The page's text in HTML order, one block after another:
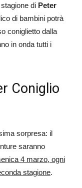
di Peter
di bambini potrà
coniglietto dalla
in onda tutti i
Coniglio
sorpresa: il
saranno
4 marzo, ogni
stagione.